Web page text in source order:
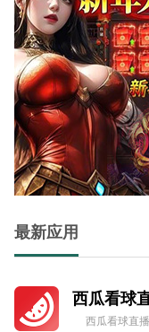
最新应用
WiFi钥匙
番茄小说
西瓜看球